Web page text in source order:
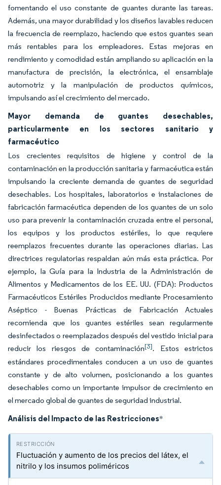
fomentando el uso constante de guantes durante las tareas.
Además, una mayor durabilidad y los diseños lavables reducen
la frecuencia de reemplazo, haciendo que estos guantes sean
más rentables para los empleadores. Estas mejoras en
rendimiento y comodidad están ampliando su aplicación en la
manufactura de precisión, la electrónica, el ensamblaje
automotriz y la manipulación de productos químicos,
impulsando así el crecimiento del mercado.
Mayor demanda de guantes desechables,
particularmente en los sectores sanitario y
farmacéutico
Los crecientes requisitos de higiene y control de la
contaminación en la producción sanitaria y farmacéutica están
impulsando la creciente demanda de guantes de seguridad
desechables. Los hospitales, laboratorios e instalaciones de
fabricación farmacéutica dependen de los guantes de un solo
uso para prevenir la contaminación cruzada entre el personal,
los equipos y los productos estériles, lo que requiere
reemplazos frecuentes durante las operaciones diarias. Las
directrices regulatorias respaldan aún más esta práctica. Por
ejemplo, la Guía para la Industria de la Administración de
Alimentos y Medicamentos de los EE. UU. (FDA): Productos
Farmacéuticos Estériles Producidos mediante Procesamiento
Aséptico - Buenas Prácticas de Fabricación Actuales
recomienda que los guantes estériles sean regularmente
desinfectados o reemplazados después del vestido inicial para
reducir los riesgos de contaminación[3]. Estos estrictos
estándares procedimentales conducen a un uso de guantes
constante y de alto volumen, posicionando a los guantes
desechables como un importante impulsor de crecimiento en
el mercado global de guantes de seguridad industrial.
Análisis del Impacto de las Restricciones*
Fluctuación y aumento de los precios del látex, el
nitrilo y los insumos poliméricos